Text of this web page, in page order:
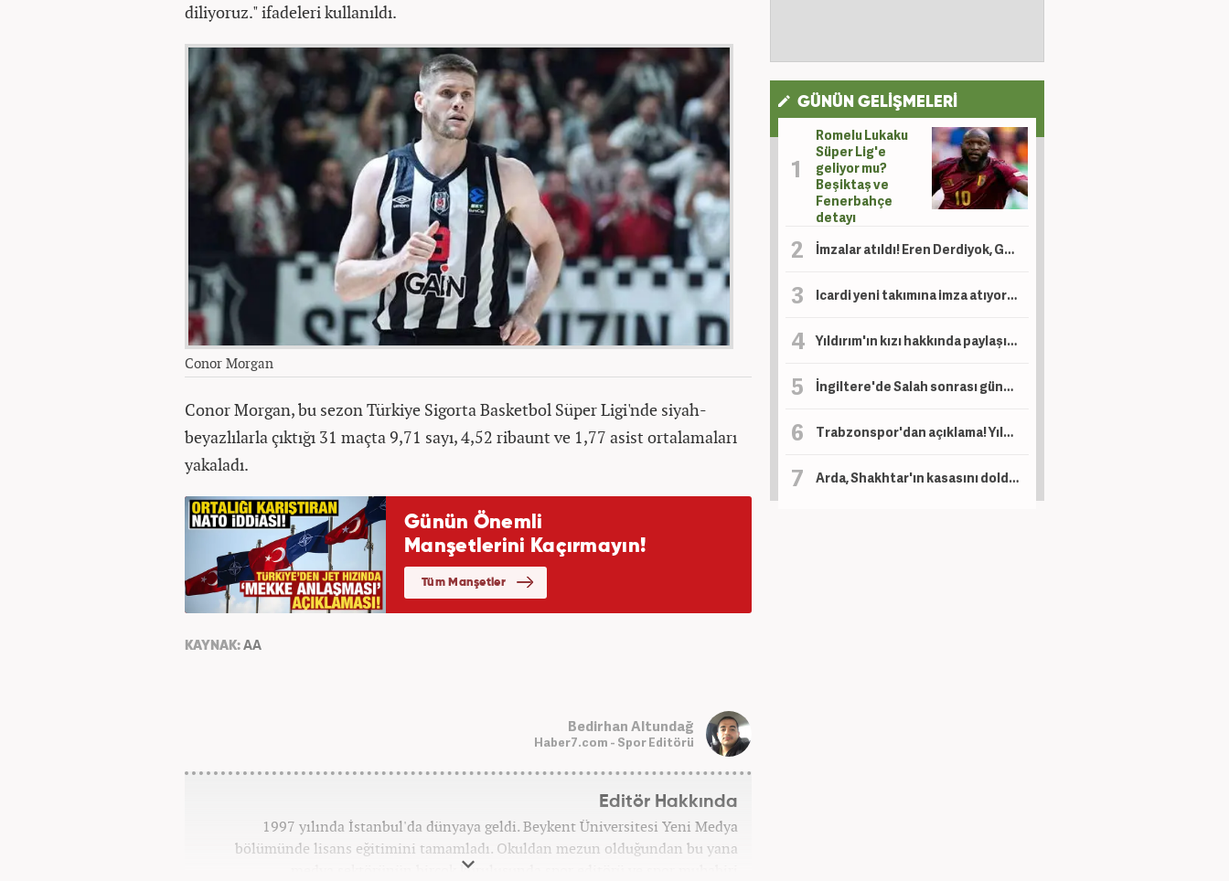
diliyoruz." ifadeleri kullanıldı.
Conor Morgan
Conor Morgan, bu sezon Türkiye Sigorta Basketbol Süper Ligi'nde siyah-
beyazlılarla çıktığı 31 maçta 9,71 sayı, 4,52 ribaunt ve 1,77 asist ortalamaları
yakaladı.
KAYNAK: AA
Bedirhan Altundağ
Haber7.com - Spor Editörü
Editör Hakkında
1997 yılında İstanbul'da dünyaya geldi. Beykent Üniversitesi Yeni Medya
bölümünde lisans eğitimini tamamladı. Okuldan mezun olduğundan bu yana
medya sektörünün birçok kuruluşunda spor editörü ve spor muhabiri
GÜNÜN GELİŞMELERİ
Romelu Lukaku
Süper Lig'e
geliyor mu?
Beşiktaş ve
Fenerbahçe
detayı
İmzalar atıldı! Eren Derdiyok, Galatasaray'da göreve getirildi
Icardi yeni takımına imza atıyor! Ev bakmaya bile başladı
Yıldırım'ın kızı hakkında paylaşım yapan şahıs için tutuklama talebi!
İngiltere'de Salah sonrası gündem Türkiye: Süper Lig, Suudi Arabistan'a rakip oldu!
Trabzonspor'dan açıklama! Yıldız oyuncu operasyon geçirdi
Arda, Shakhtar'ın kasasını dolduracak! Devler prensinin peşinde